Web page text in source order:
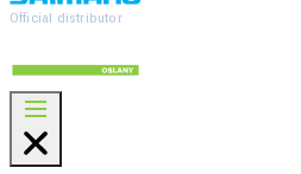
Official distributor